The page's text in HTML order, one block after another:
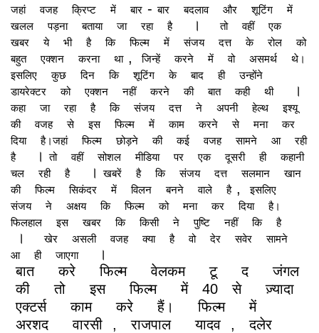
जहां वजह क्रिप्ट में बार - बार बदलाव और शूटिंग
में
खलल
पड़ना बताया जा रहा है । तो वहीं
एक
खबर
ये भी है कि फिल्म में संजय दत्त के रोल
को
बहुत
एक्शन करना था , जिन्हें करने में वो असमर्थ
थे।
इसलिए
कुछ दिन कि शूटिंग के बाद ही
उन्होंने
डायरेक्टर
को एक्शन नहीं करने की बात कही थी ।
कहा जा रहा है कि संजय दत्त ने अपनी हेल्थ
इश्यू
की
वजह से इस फिल्म में काम करने से मना
कर
दिया
है।जहां फिल्म छोड़ने की कई वजह सामने आ
रही
है
। तो वहीं सोशल मीडिया पर एक दूसरी ही
कहानी
चल
रही है । खबरें है कि संजय दत्त सलमान
खान
की
फिल्म सिकंदर में विलन बनने वाले है ,
इसलिए
संजय
ने अक्षय कि फिल्म को मना कर दिया
है।
फिलहाल
इस खबर कि किसी ने पुष्टि नहीं कि है
। खेर असली वजह क्या है वो देर सवेर
सामने
आ
ही जाएगा
।
बात
करे फिल्म वेलकम टू द
जंगल
की
तो इस फिल्म में 40 से
ज़्यादा
एक्टर्स
काम करे हैं। फिल्म
में
अरशद
वारसी , राजपाल यादव , दलेर